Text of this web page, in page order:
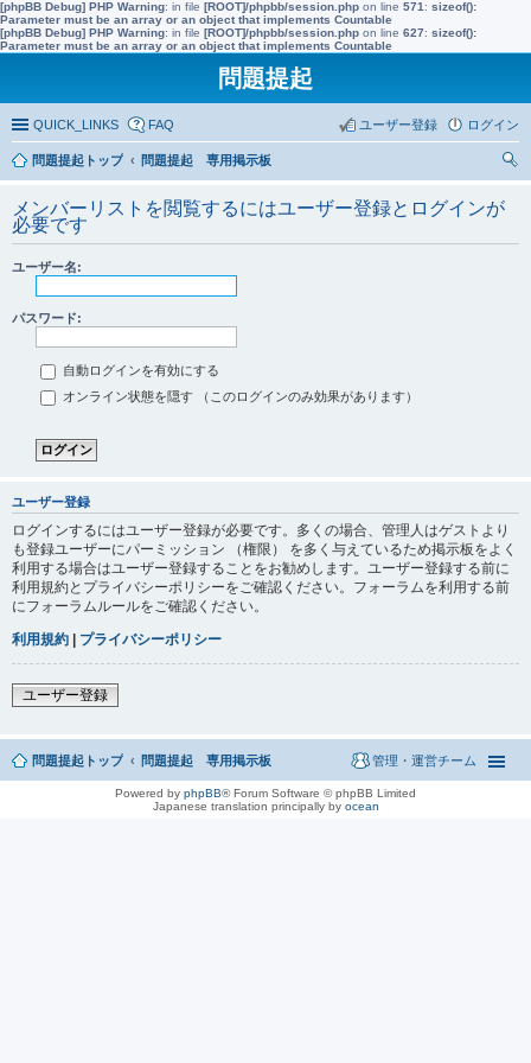
[phpBB Debug] PHP Warning: in file [ROOT]/phpbb/session.php on line 571 : sizeof():
Parameter must be an array or an object that implements Countable
[phpBB Debug] PHP Warning: in file [ROOT]/phpbb/session.php on line 627: sizeof():
Parameter must be an array or an object that implements Countable
問題提起
QUICK_LINKS FAQ ログイン
ユーザー登録
問題提起トップ
問題提起 専用掲示板
メンバーリストを閲覧するにはユーザー登録とログインが
必要です
ユーザー名:
パスワード:
自動ログインを有効にする
オンライン状態を隠す （このログインのみ効果があります）
ユーザー登録
ログインするにはユーザー登録が必要です。多くの場合、管理人はゲストより
も登録ユーザーにパーミッション （権限） を多く与えているため掲示板をよく
利用する場合はユーザー登録することをお勧めします。ユーザー登録する前に
利用規約とプライバシーポリシーをご確認ください。フォーラムを利用する前
にフォーラムルールをご確認ください。
利用規約 | プライバシーポリシー
ユーザー登録
問題提起トップ 問題提起 専用掲示板 管理・運営チーム
Powered by phpBB® Forum Software © phpBB Limited
Japanese translation principally by ocean